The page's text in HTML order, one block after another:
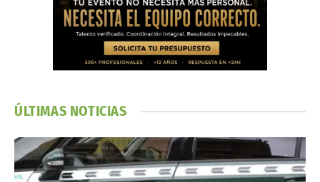
ÚLTIMAS NOTICIAS